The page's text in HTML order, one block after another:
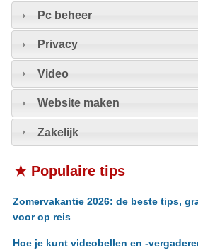
Pc beheer
Privacy
Video
Website maken
Zakelijk
★ Populaire tips
Zomervakantie 2026: de beste tips,
voor op reis
Hoe je kunt videobellen en -